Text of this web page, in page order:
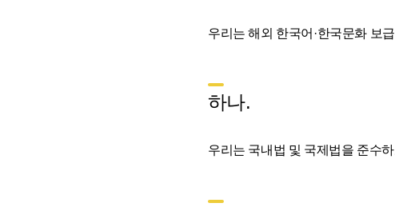
우리는 해외 한국어·한국문화 보
하나.
우리는 국내법 및 국제법을 준수